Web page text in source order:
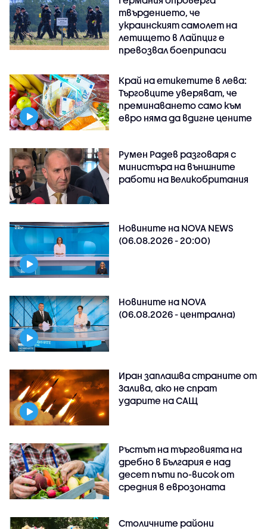
твърдението, че
украинският самолет на
летището в Лайпциг е
превозвал боеприпаси
Край на етикетите в лева:
Търговците уверяват, че
преминаването само към
евро няма да вдигне цените
Румен Радев разговаря с
министъра на външните
работи на Великобритания
Новините на NOVA NEWS
(06.08.2026 - 20:00)
Новините на NOVA
(06.08.2026 - централна)
Иран заплашва страните от
Залива, ако не спрат
ударите на САЩ
Ръстът на търговията на
дребно в България е над
десет пъти по-висок от
средния в еврозоната
Столичните райони